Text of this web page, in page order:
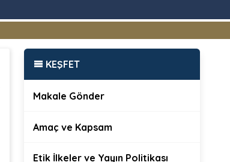
KEŞFET
Makale Gönder
Amaç ve Kapsam
Etik İlkeler ve Yayın Politikası